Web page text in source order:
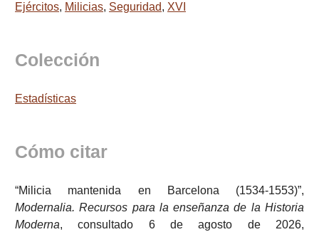
Ejércitos, Milicias, Seguridad, XVI
Colección
Estadísticas
Cómo citar
“Milicia mantenida en Barcelona (1534-1553)”,
Modernalia. Recursos para la enseñanza de la Historia
Moderna, consultado 6 de agosto de 2026,